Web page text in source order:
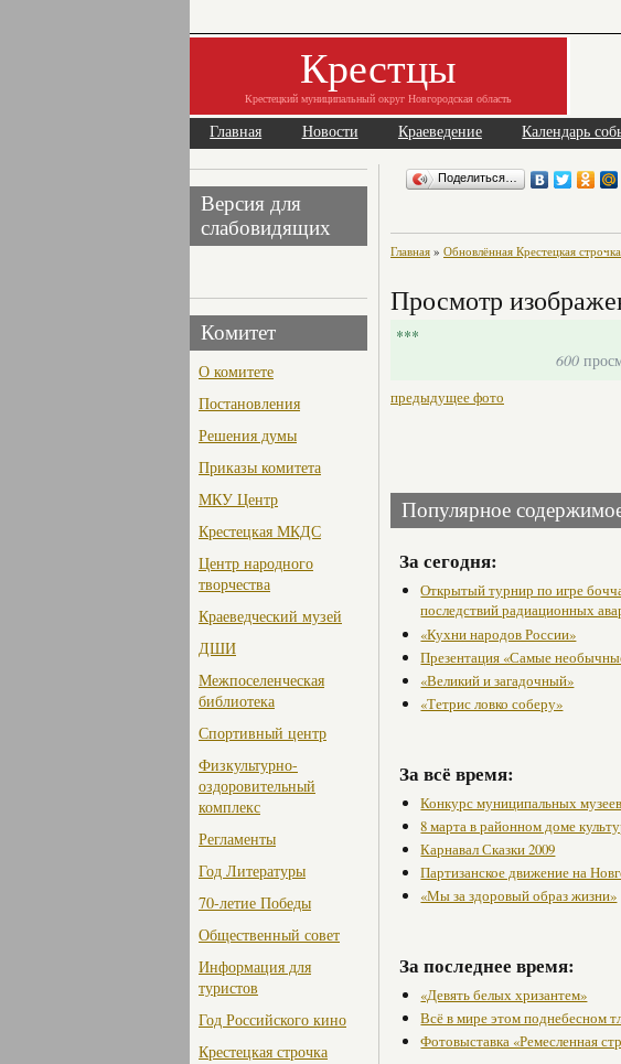
Крестцы
Крестецкий муниципальный округ Новгородская область
Главная Новости Краеведение Календарь
Версия для
слабовидящих
Комитет
О комитете
Постановления
Решения думы
Приказы комитета
МКУ Центр
Крестецкая МКДС
Центр народного
творчества
Краеведческий музей
ДШИ
Межпоселенческая
библиотека
Спортивный центр
Физкультурно-
оздоровительный
комплекс
Регламенты
Год Литературы
70-летие Победы
Общественный совет
Информация для
туристов
Год Российского кино
Крестецкая строчка
Поделиться…
Главная » Обновлённая Крестецкая строчка
Просмотр
***
600
предыдущее фото
Популярное
За сегодня:
Открытый турнир по игре
последствий радиационных
«Кухни народов России»
Презентация «Самые
«Великий и загадочный»
«Тетрис ловко соберу»
За всё время:
Конкурс муниципальных музеев
8 марта в районном доме
Карнавал Сказки 2009
Партизанское движение на
«Мы за здоровый образ жизни»
За последнее время:
«Девять белых хризантем»
Всё в мире этом поднебесном
Фотовыставка «Ремесленная